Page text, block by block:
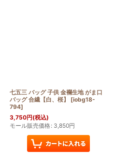
七五三 バッグ 子供 金襴生地 がま口
バッグ 合繊【白、桜】
[iobg18-
794]
3,750円(税込)
モール販売価格: 3,850円